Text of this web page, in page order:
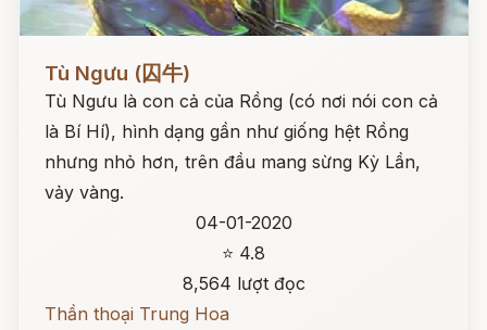
Tù Ngưu (囚牛)
Tù Ngưu là con cả của Rồng (có nơi nói con cả
là Bí Hí), hình dạng gần như giống hệt Rồng
nhưng nhỏ hơn, trên đầu mang sừng Kỳ Lần,
vảy vàng.
04-01-2020
⭐ 4.8
8,564 lượt đọc
Thần thoại Trung Hoa